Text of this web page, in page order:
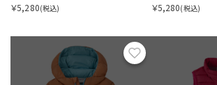
￥5,280(税込)
￥5,280(税込)
お気に入り